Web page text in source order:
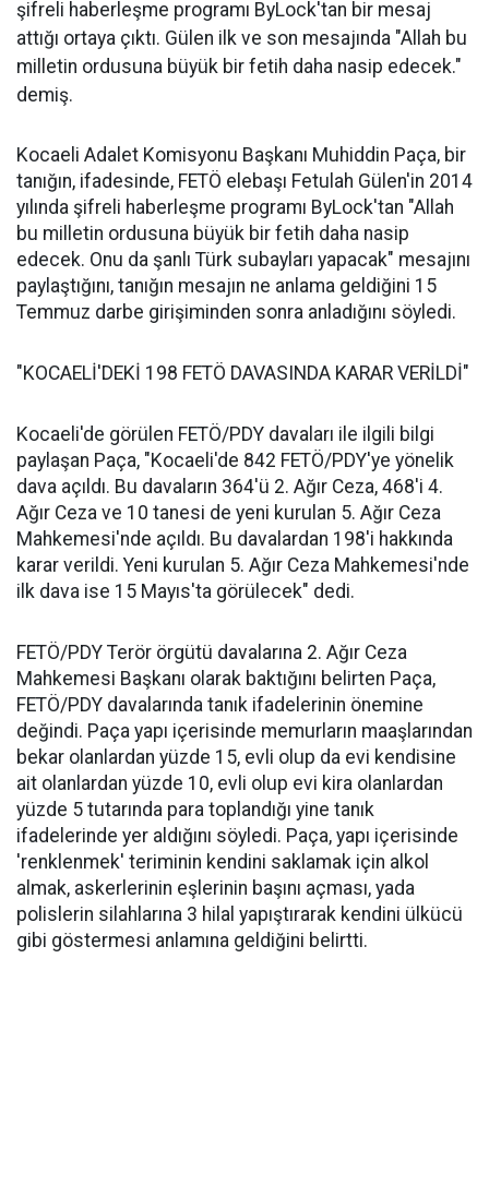
şifreli haberleşme programı ByLock'tan bir mesaj
attığı ortaya çıktı. Gülen ilk ve son mesajında "Allah bu
milletin ordusuna büyük bir fetih daha nasip edecek."
demiş.
Kocaeli Adalet Komisyonu Başkanı Muhiddin Paça, bir
tanığın, ifadesinde, FETÖ elebaşı Fetulah Gülen'in 2014
yılında şifreli haberleşme programı ByLock'tan "Allah
bu milletin ordusuna büyük bir fetih daha nasip
edecek. Onu da şanlı Türk subayları yapacak" mesajını
paylaştığını, tanığın mesajın ne anlama geldiğini 15
Temmuz darbe girişiminden sonra anladığını söyledi.
"KOCAELİ'DEKİ 198 FETÖ DAVASINDA KARAR VERİLDİ"
Kocaeli'de görülen FETÖ/PDY davaları ile ilgili bilgi
paylaşan Paça, "Kocaeli'de 842 FETÖ/PDY'ye yönelik
dava açıldı. Bu davaların 364'ü 2. Ağır Ceza, 468'i 4.
Ağır Ceza ve 10 tanesi de yeni kurulan 5. Ağır Ceza
Mahkemesi'nde açıldı. Bu davalardan 198'i hakkında
karar verildi. Yeni kurulan 5. Ağır Ceza Mahkemesi'nde
ilk dava ise 15 Mayıs'ta görülecek" dedi.
FETÖ/PDY Terör örgütü davalarına 2. Ağır Ceza
Mahkemesi Başkanı olarak baktığını belirten Paça,
FETÖ/PDY davalarında tanık ifadelerinin önemine
değindi. Paça yapı içerisinde memurların maaşlarından
bekar olanlardan yüzde 15, evli olup da evi kendisine
ait olanlardan yüzde 10, evli olup evi kira olanlardan
yüzde 5 tutarında para toplandığı yine tanık
ifadelerinde yer aldığını söyledi. Paça, yapı içerisinde
'renklenmek' teriminin kendini saklamak için alkol
almak, askerlerinin eşlerinin başını açması, yada
polislerin silahlarına 3 hilal yapıştırarak kendini ülkücü
gibi göstermesi anlamına geldiğini belirtti.